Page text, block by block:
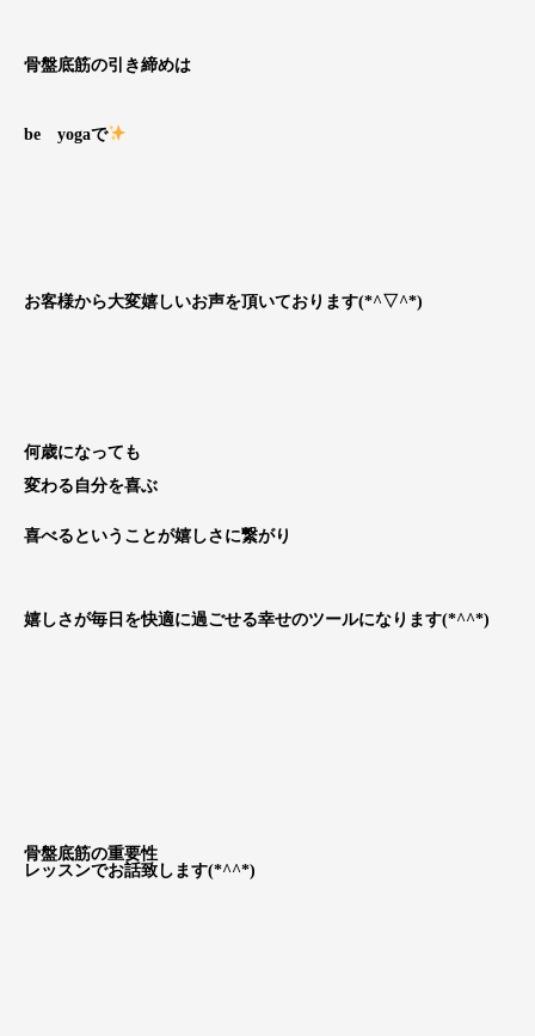
骨盤底筋の引き締めは
be yogaで
お客様から大変嬉しいお声を頂いております(*^▽^*)
何歳になっても
変わる自分を喜ぶ
喜べるということが嬉しさに繋がり
嬉しさが毎日を快適に過ごせる幸せのツールになります(*^^*)
骨盤底筋の重要性
レッスンでお話致します(*^^*)